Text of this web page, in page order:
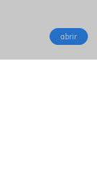
abrir